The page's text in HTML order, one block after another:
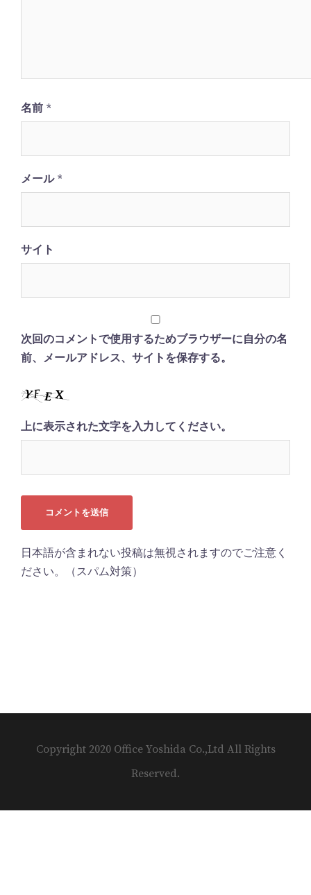
名前 *
メール *
サイト
次回のコメントで使用するためブラウザーに自分の名
前、メールアドレス、サイトを保存する。
上に表示された文字を入力してください。
日本語が含まれない投稿は無視されますのでご注意く
ださい。（スパム対策）
Copyright 2020 Office Yoshida Co.,Ltd All Rights
Reserved.